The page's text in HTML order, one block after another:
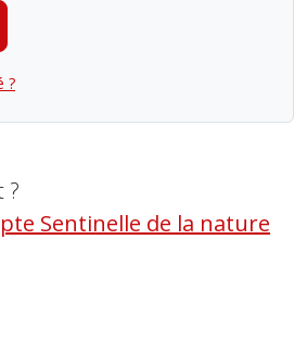
?
?
Sentinelle de la nature